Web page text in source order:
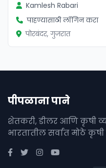
Kamlesh Rabari
पाहण्यासाठी लॉगिन करा
पोरबंदर, गुजरात
पीपळाना पाने
शेतकरी, डीलर आणि कृषी
भारतातील सर्वात मोठे